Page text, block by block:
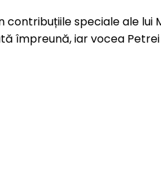
speciale ale
împreună, iar vocea